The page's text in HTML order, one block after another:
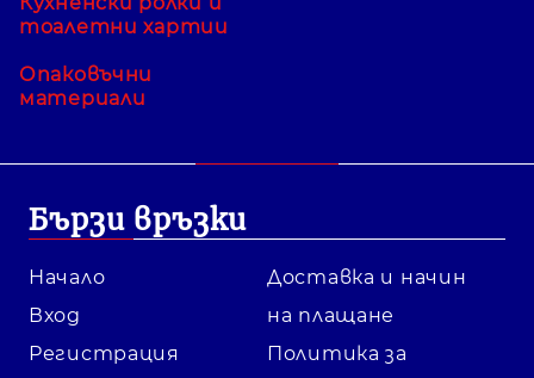
тоалетни хартии
Опаковъчни
материали
Бързи връзки
Начало
Вход
Регистрация
Доставка и начин
на плащане
Политика за